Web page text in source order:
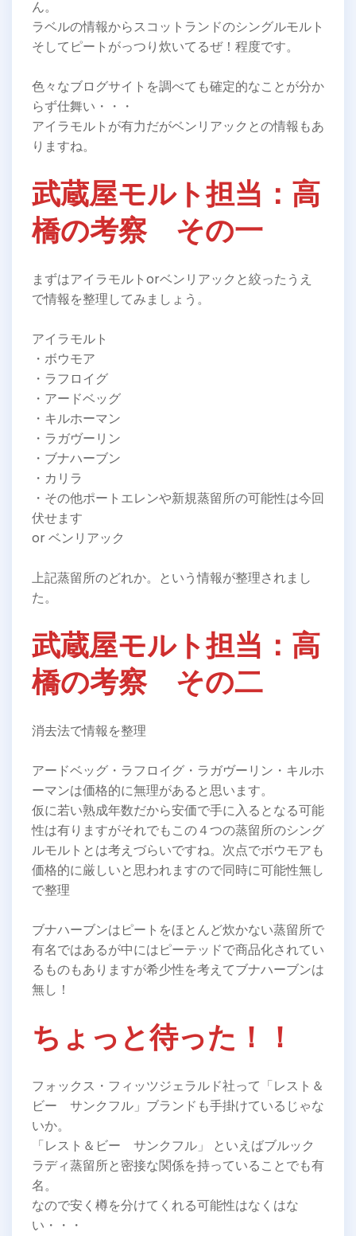
ん。
ラベルの情報からスコットランドのシングルモルト
そしてピートがっつり炊いてるぜ！程度です。
色々なブログサイトを調べても確定的なことが分か
らず仕舞い・・・
アイラモルトが有力だがベンリアックとの情報もあ
りますね。
武蔵屋モルト担当：高
橋の考察 その一
まずはアイラモルトorベンリアックと絞ったうえ
で情報を整理してみましょう。
アイラモルト
・ボウモア
・ラフロイグ
・アードベッグ
・キルホーマン
・ラガヴーリン
・ブナハーブン
・カリラ
・その他ポートエレンや新規蒸留所の可能性は今回
伏せます
or ベンリアック
上記蒸留所のどれか。という情報が整理されまし
た。
武蔵屋モルト担当：高
橋の考察 その二
消去法で情報を整理
アードベッグ・ラフロイグ・ラガヴーリン・キルホ
ーマンは価格的に無理があると思います。
仮に若い熟成年数だから安価で手に入るとなる可能
性は有りますがそれでもこの４つの蒸留所のシング
ルモルトとは考えづらいですね。次点でボウモアも
価格的に厳しいと思われますので同時に可能性無し
で整理
ブナハーブンはピートをほとんど炊かない蒸留所で
有名ではあるが中にはピーテッドで商品化されてい
るものもありますが希少性を考えてブナハーブンは
無し！
ちょっと待った！！
フォックス・フィッツジェラルド社って「レスト＆
ビー サンクフル」ブランドも手掛けているじゃな
いか。
「レスト＆ビー サンクフル」 といえばブルック
ラディ蒸留所と密接な関係を持っていることでも有
名。
なので安く樽を分けてくれる可能性はなくはな
い・・・